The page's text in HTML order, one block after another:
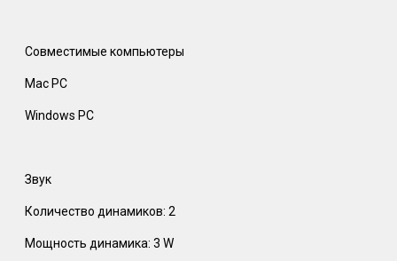
Совместимые компьютеры
Mac PC
Windows PC
Звук
Количество динамиков: 2
Мощность динамика: 3 W